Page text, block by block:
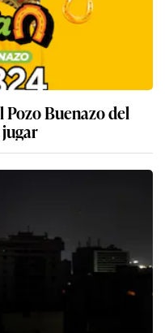
Pozo Buenazo del